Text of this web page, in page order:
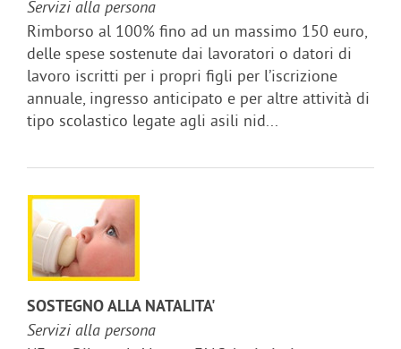
Servizi alla persona
Rimborso al 100% fino ad un massimo 150 euro,
delle spese sostenute dai lavoratori o datori di
lavoro iscritti per i propri figli per l’iscrizione
annuale, ingresso anticipato e per altre attività di
tipo scolastico legate agli asili nid...
SOSTEGNO ALLA NATALITA'
Servizi alla persona